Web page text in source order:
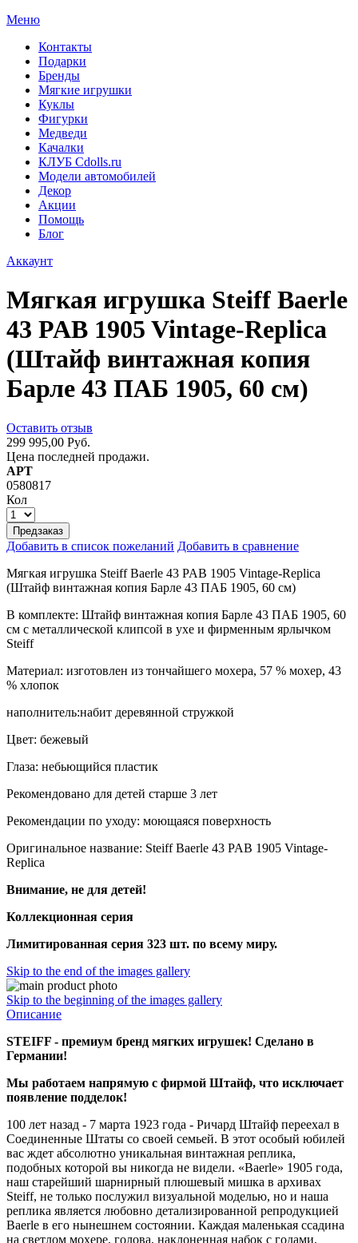
Меню
Контакты
Подарки
Бренды
Мягкие игрушки
Куклы
Фигурки
Медведи
Качалки
КЛУБ Cdolls.ru
Модели автомобилей
Декор
Акции
Помощь
Блог
Аккаунт
Мягкая игрушка Steiff Baerle
43 PAB 1905 Vintage-Replica
(Штайф винтажная копия
Барле 43 ПАБ 1905, 60 см)
Оставить отзыв
299 995,00 Руб.
Цена последней продажи.
АРТ
0580817
Кол
Предзаказ
Добавить в список пожеланий Добавить в сравнение
Мягкая игрушка Steiff Baerle 43 PAB 1905 Vintage-Replica
(Штайф винтажная копия Барле 43 ПАБ 1905, 60 см)
В комплекте: Штайф винтажная копия Барле 43 ПАБ 1905, 60
см с металлической клипсой в ухе и фирменным ярлычком
Steiff
Материал: изготовлен из тончайшего мохера, 57 % мохер, 43
% хлопок
наполнитель:набит деревянной стружкой
Цвет: бежевый
Глаза: небьющийся пластик
Рекомендовано для детей старше 3 лет
Рекомендации по уходу: моющаяся поверхность
Оригинальное название: Steiff Baerle 43 PAB 1905 Vintage-
Replica
Внимание, не для детей!
Коллекционная серия
Лимитированная серия 323 шт. по всему миру.
Skip to the end of the images gallery
Skip to the beginning of the images gallery
Описание
STEIFF - премиум бренд мягких игрушек! Сделано в
Германии!
Мы работаем напрямую с фирмой Штайф, что исключает
появление подделок!
100 лет назад - 7 марта 1923 года - Ричард Штайф переехал в
Соединенные Штаты со своей семьей. В этот особый юбилей
вас ждет абсолютно уникальная винтажная реплика,
подобных которой вы никогда не видели. «Baerle» 1905 года,
наш старейший шарнирный плюшевый мишка в архивах
Steiff, не только послужил визуальной моделью, но и наша
реплика является любовно детализированной репродукцией
Baerle в его нынешнем состоянии. Каждая маленькая ссадина
на светлом мохере, голова, наклоненная набок с годами,